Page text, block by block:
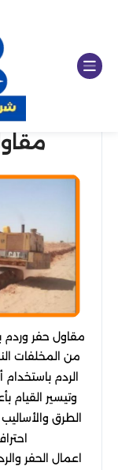
مقاول حفر وردم
من المخلفات
الردم
وتيسير القيام
الطرق
اعمال الحفر